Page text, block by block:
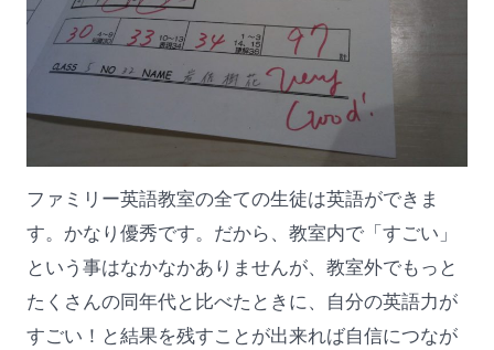
ファミリー英語教室の全ての生徒は英語ができま
す。かなり優秀です。だから、教室内で「すごい」
という事はなかなかありませんが、教室外でもっと
たくさんの同年代と比べたときに、自分の英語力が
すごい！と結果を残すことが出来れば自信につなが